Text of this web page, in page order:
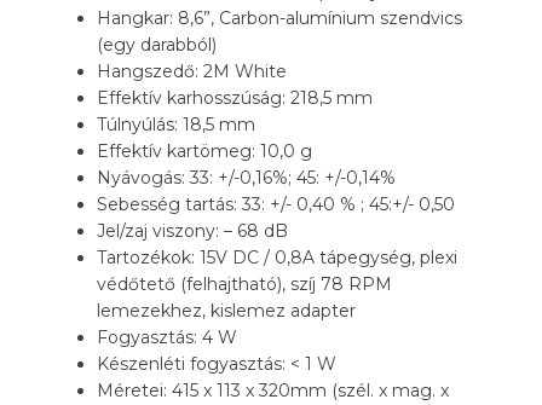
Hangkar: 8,6”, Carbon-alumínium szendvics
(egy darabból)
Hangszedő: 2M White
Effektív karhosszúság: 218,5 mm
Túlnyúlás: 18,5 mm
Effektív kartömeg: 10,0 g
Nyávogás: 33: +/-0,16%; 45: +/-0,14%
Sebesség tartás: 33: +/- 0,40 % ; 45:+/- 0,50
Jel/zaj viszony: – 68 dB
Tartozékok: 15V DC / 0,8A tápegység, plexi
védőtető (felhajtható), szíj 78 RPM
lemezekhez, kislemez adapter
Fogyasztás: 4 W
Készenléti fogyasztás: < 1 W
Méretei: 415 x 113 x 320mm (szél. x mag. x